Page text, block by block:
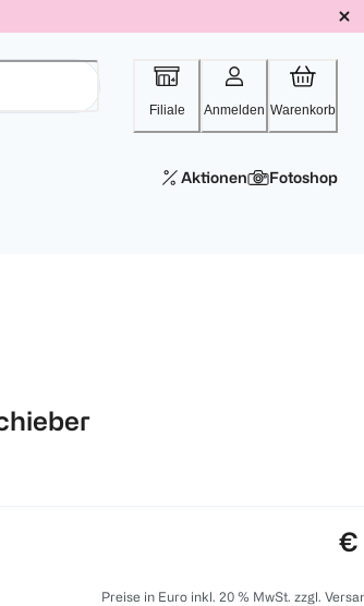
Filiale Anmelden Warenkorb
Aktionen Fotoshop
€
Preise in Euro inkl. 20 % MwSt. zzgl.